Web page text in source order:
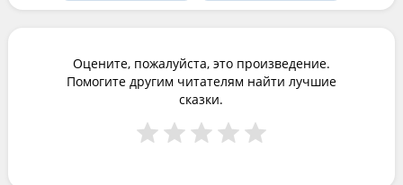
Оцените, пожалуйста, это произведение.
Помогите другим читателям найти лучшие
сказки.